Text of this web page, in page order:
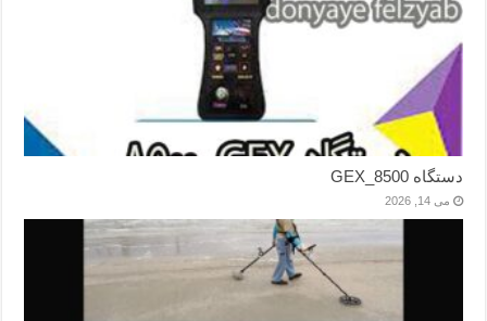
دستگاه GEX_8500
می 14, 2026